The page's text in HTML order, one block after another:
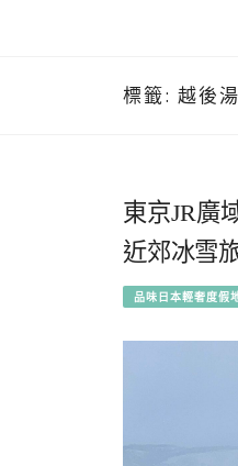
標籤: 越後
東京JR廣
近郊冰雪
品味日本輕奢度假